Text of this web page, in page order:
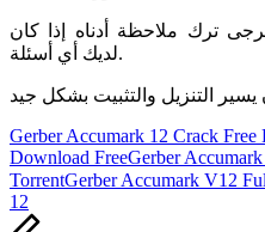
ترك ملاحظة أدناه إذا كان
لديك أي أسئلة.
Tags:
Gerber Accumark 12 Crack Free
Download FreeGerber
TorrentGerber Accumark V12
12